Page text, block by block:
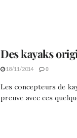
Des kayaks
18/11/2014 0
Les concepteurs de
preuve avec ces